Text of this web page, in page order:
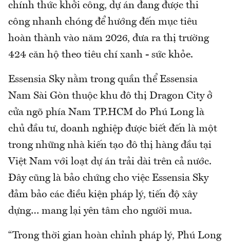
chính thức khởi công, dự án đang được thi
công nhanh chóng để hướng đến mục tiêu
hoàn thành vào năm 2026, đưa ra thị trường
424 căn hộ theo tiêu chí xanh - sức khỏe.
Essensia Sky nằm trong quần thể Essensia
Nam Sài Gòn thuộc khu đô thị Dragon City ở
cửa ngõ phía Nam TP.HCM do Phú Long là
chủ đầu tư, doanh nghiệp được biết đến là một
trong những nhà kiến tạo đô thị hàng đầu tại
Việt Nam với loạt dự án trải dài trên cả nước.
Đây cũng là bảo chứng cho việc Essensia Sky
đảm bảo các điều kiện pháp lý, tiến độ xây
dựng… mang lại yên tâm cho người mua.
“Trong thời gian hoàn chỉnh pháp lý, Phú Long